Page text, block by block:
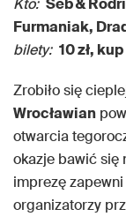
Kto: Seb &
Furmaniak,
bilety: 10 zł,
Zrobiło się
Wrocławian
otwarcia
okazje bawić się
imprezę
organizatorzy